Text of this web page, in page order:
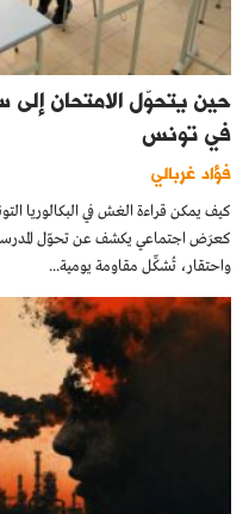
حين يتحوّل الامتحان إلى
في تونس
فؤاد غربالي
كيف يمكن قراءة الغش في البكالوريا
كعرَض اجتماعي يكشف عن تحوّل المدرسة
واحتقار، تُشكِّل مقاومة يومية...